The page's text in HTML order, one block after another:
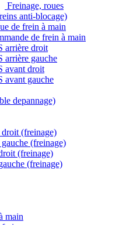
Freinage, roues
anti-blocage)
de frein à main
de frein à main
arrière droit
arrière gauche
avant droit
avant gauche
depannage)
(freinage)
(freinage)
(freinage)
(freinage)
main